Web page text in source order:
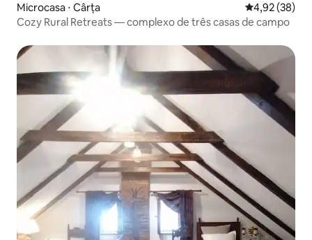
Microcasa ⋅ Cârța 4,92 de uma
4,92 (38)
Cozy Rural Retreats — complexo de três casas de campo